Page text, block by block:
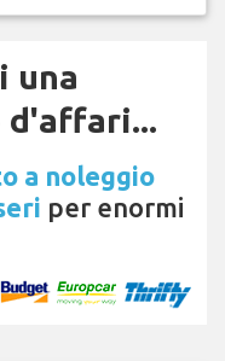
una
d'affari...
a noleggio
per enormi